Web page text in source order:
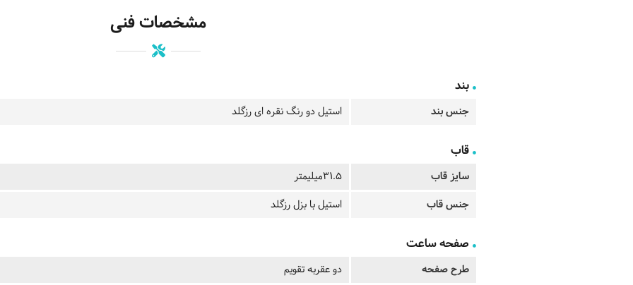
مشخصات فنی
بند
جنس بند استیل دو رنگ نقره ای رزگلد
قاب
سایز قاب
31.5میلیمتر
جنس قاب
استیل با بزل رزگلد
صفحه ساعت
طرح صفحه
دو عقربه تقویم